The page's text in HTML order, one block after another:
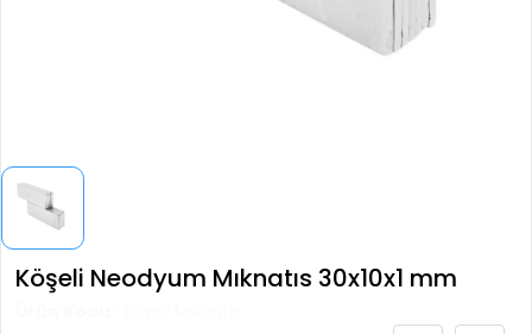
Köşeli Neodyum Mıknatıs 30x10x1 mm